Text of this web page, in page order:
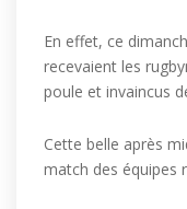
En effet, ce
recevaient les
poule et invaincus
Cette belle après
match des équipes